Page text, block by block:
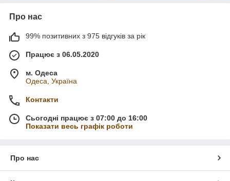
Про нас
99% позитивних з 975 відгуків за рік
Працює з 06.05.2020
м. Одеса
Одеса, Україна
Контакти
Сьогодні працює з 07:00 до 16:00
Показати весь графік роботи
Про нас